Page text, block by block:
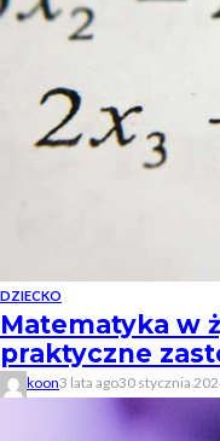
DZIECKO
Matematyka w
praktyczne
koon3 lata ago30 stycznia